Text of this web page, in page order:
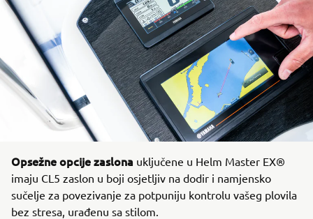
Opsežne opcije zaslona uključene u Helm Master EX®
imaju CL5 zaslon u boji osjetljiv na dodir i namjensko
sučelje za povezivanje za potpuniju kontrolu vašeg plovila
bez stresa, urađenu sa stilom.